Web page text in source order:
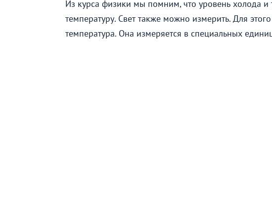
Из курса физики мы помним, что уровень холода и
температуру. Свет также можно измерить. Для
температура. Она измеряется в специальных